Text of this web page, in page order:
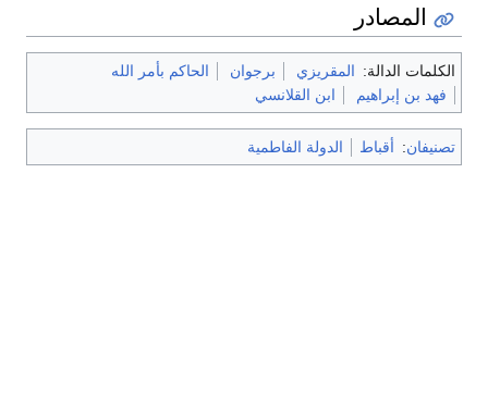
المصادر
الكلمات الدالة: المقريزي برجوان
الحاكم بأمر الله
فهد بن إبراهيم
ابن القلانسي
تصنيفان: أقباط الدولة الفاطمية